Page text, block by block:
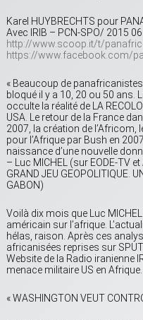
Karel HUYBRECHTS pour
Avec IRIB – PCN-SPO/ 2015
http://www.scoop.it/t/
https://www.facebook.com/
« Beaucoup de
bloqué il y a 10, 20 ou 50 ans.
occulte la réalité de LA
USA. Le retour de la France
2007, la création de l’Africom,
pour l’Afrique par Bush en
naissance d’une nouvelle
– Luc MICHEL (sur EODE-TV
GRAND JEU GEOPOLITIQUE.
GABON)
Voilà dix mois que Luc
américain sur l’afrique.
hélas, raison. Après ces
africanisées reprises sur
Website de la Radio iranienne
menace militaire US en Afrique.
« WASHINGTON VEUT